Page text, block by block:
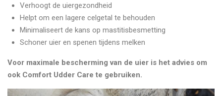
Verhoogt de uiergezondheid
Helpt om een lagere celgetal te behouden
Minimaliseert de kans op mastitisbesmetting
Schoner uier en spenen tijdens melken
Voor maximale bescherming van de uier is het advies om
ook Comfort Udder Care te gebruiken.